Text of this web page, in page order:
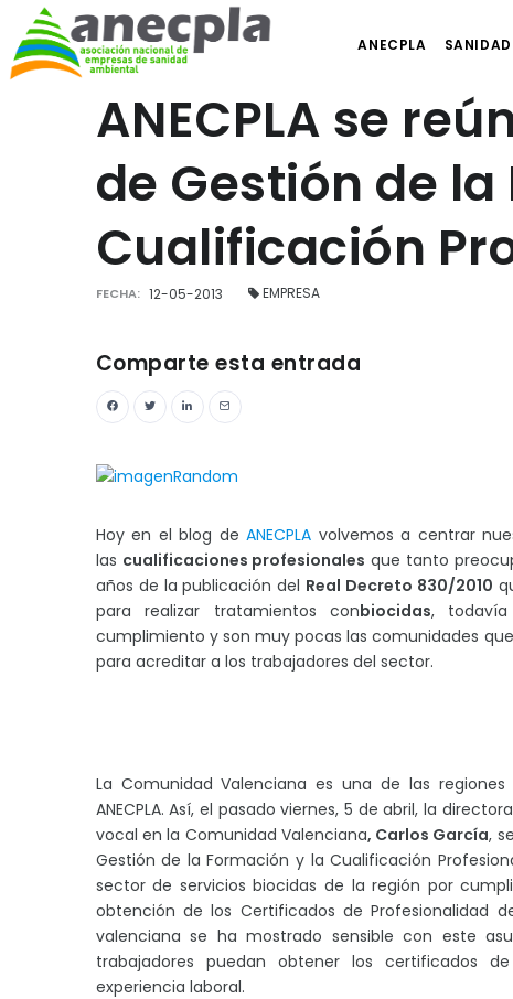
ANECPLA
ANECPLA se
de Gestión de
Cualificación
FECHA: 12-05-2013 EMPRESA
Comparte esta entrada
Hoy en el blog deANECPLA volvemos a centrar
las cualificaciones profesionales que tanto
años de la publicación del Real Decreto 830/2010
para realizar tratamientos conbiocidas,
cumplimiento y son muy pocas las comunidades
para acreditar a los trabajadores del sector.
La Comunidad Valenciana es una de las
ANECPLA. Así, el pasado viernes, 5 de abril, la
vocal en la Comunidad Valenciana, Carlos García,
Gestión de la Formación y la Cualificación
sector de servicios biocidas de la región por
obtención de los Certificados de Profesionalidad
valenciana se ha mostrado sensible con este
trabajadores puedan obtener los certificados
experiencia laboral.